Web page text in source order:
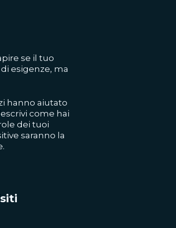
se il tuo
esigenze, ma
hanno aiutato
come hai
dei tuoi
saranno la